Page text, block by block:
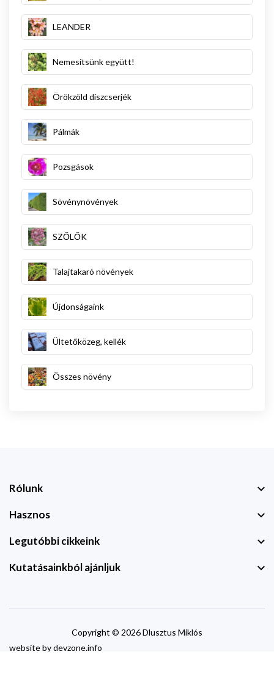
LEANDER
Nemesítsünk együtt!
Örökzöld díszcserjék
Pálmák
Pozsgások
Sövénynövények
SZŐLŐK
Talajtakaró növények
Újdonságaink
Ültetőközeg, kellék
Összes növény
Rólunk
Hasznos
Legutóbbi cikkeink
Kutatásainkból ajánljuk
Copyright © 2026 Dlusztus Miklós
website bydevzone.info